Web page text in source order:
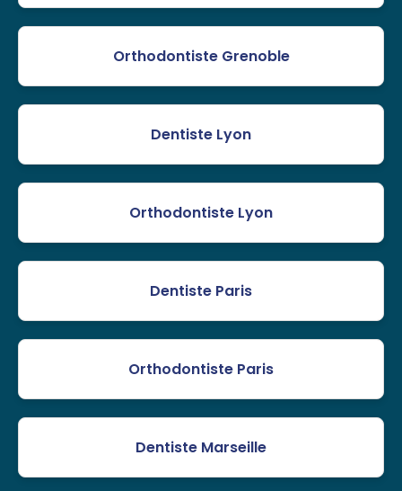
Orthodontiste Grenoble
Dentiste Lyon
Orthodontiste Lyon
Dentiste Paris
Orthodontiste Paris
Dentiste Marseille